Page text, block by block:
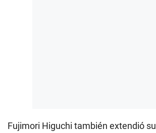
Fujimori Higuchi también extendió su